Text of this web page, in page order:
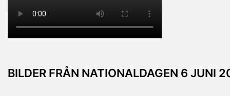
BILDER FRÅN NATIONALDAGEN 6 JUNI